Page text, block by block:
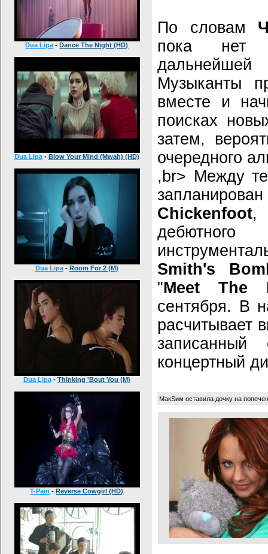
Dua Lipa -Dance The Night (HD)
Dua Lipa - Blow Your Mind (Mwah) (HD)
Dua Lipa - Room For 2 (M)
Dua Lipa - Thinking 'Bout You (M)
T-Pain -Reverse Cowgirl (HD)
По словам
пока нет
Музыканты
вместе и
поисках
затем,
очередного
,br> Между
Chickenfoot,
Smith's
"Meet The
сентября. В
расчитывает
концертный
МакSим оставила дочку на